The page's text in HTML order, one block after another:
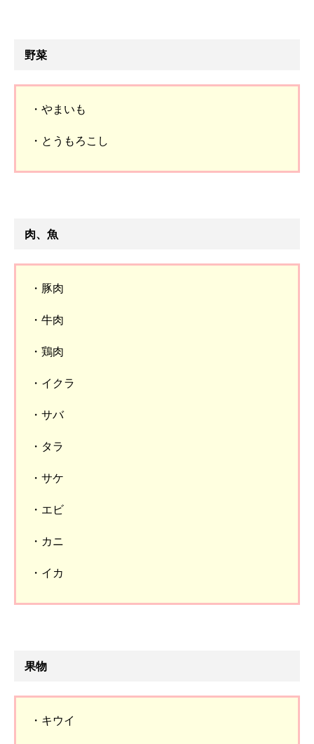
野菜
・やまいも
・とうもろこし
肉、魚
・豚肉
・牛肉
・鶏肉
・イクラ
・サバ
・タラ
・サケ
・エビ
・カニ
・イカ
果物
・キウイ